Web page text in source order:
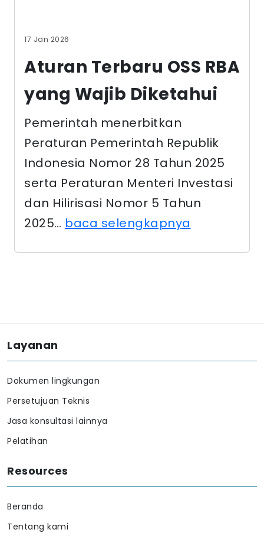
17 Jan 2026
Aturan Terbaru OSS RBA
yang Wajib Diketahui
Pemerintah menerbitkan
Peraturan Pemerintah Republik
Indonesia Nomor 28 Tahun 2025
serta Peraturan Menteri Investasi
dan Hilirisasi Nomor 5 Tahun
2025… baca selengkapnya
Layanan
Dokumen lingkungan
Persetujuan Teknis
Jasa konsultasi lainnya
Pelatihan
Resources
Beranda
Tentang kami